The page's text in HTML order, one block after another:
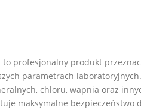
profesjonalny produkt
parametrach
chloru, wapnia oraz
maksymalne bezpieczeństwo